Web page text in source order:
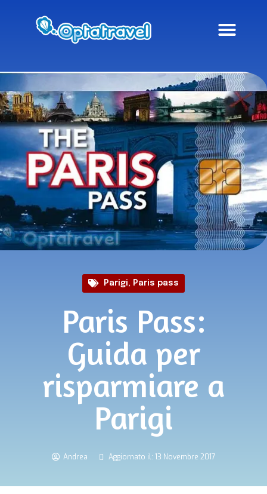
Parigi, Paris pass
Paris Pass:
Guida per
risparmiare a
Parigi
Andrea Aggiornato il: 13 Novembre 2017